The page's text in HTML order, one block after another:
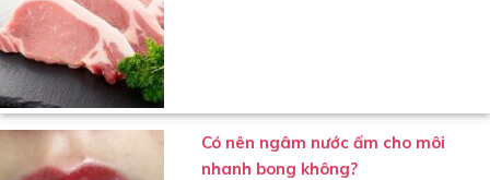
Có nên ngâm nước ấm cho môi
nhanh bong không?